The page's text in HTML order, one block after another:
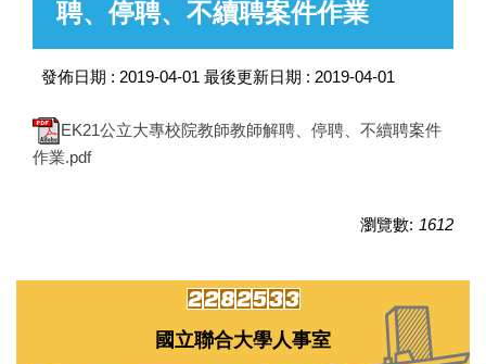
聘、停聘、不續聘案件作業
發佈日期 : 2019-04-01 最後更新日期 : 2019-04-01
EK21公立大專校院教師教師解聘、停聘、不續聘案件
作業.pdf
瀏覽數: 1612
國立聯合大學人事室